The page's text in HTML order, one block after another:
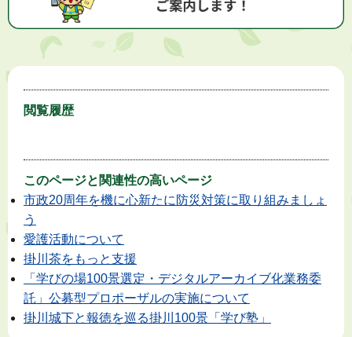
閲覧履歴
このページと 関連性の高いページ
市政20周年を機に心新たに防災対策に取り組みましょ
う
愛護活動について
掛川茶をもっと支援
「学びの場100景選定・デジタルアーカイブ化業務委
託」公募型プロポーザルの実施について
掛川城下と報徳を巡る掛川100景「学び塾」